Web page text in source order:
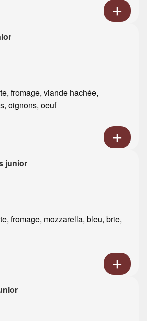
fromage, viande hachée,
oignons, oeuf
junior
fromage, mozzarella, bleu, brie,